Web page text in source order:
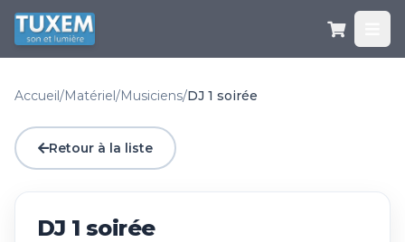
Accueil/Matériel/Musiciens/DJ 1 soirée
Retour à la liste
DJ 1 soirée